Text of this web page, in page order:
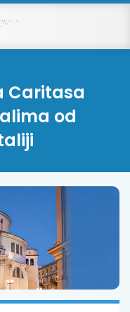
Caritasa
od